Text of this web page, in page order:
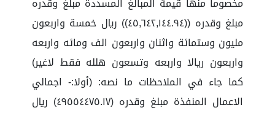
مبلغ وقدره ((٤٥,٦٤٢,١٤٤.٩٤)) ريال خمسة واربعون
مليون وستمائة واثنان واربعون الف ومائه واربعه
واربعون ريالا واربعه وتسعون هلله فقط لاغير)
كما جاء في الملاحظات ما نصه: (أولا:- اجمالي
الاعمال المنفذة مبلغ وقدره (٤٩٥٥٤٤٧٥.١٧) ريال